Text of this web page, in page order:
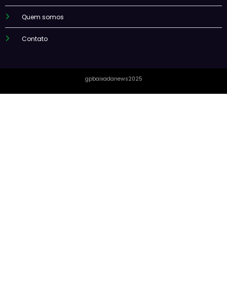
Quem somos
Contato
gpbaixadanews2025